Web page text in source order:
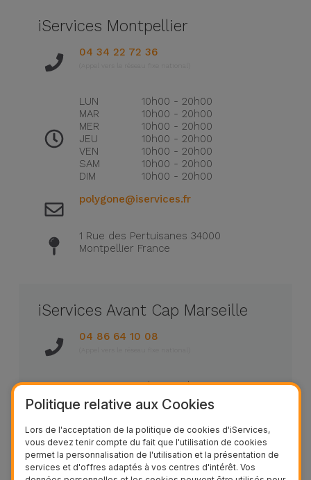
Dyson
Connectées
Chaînes
Téléphone
Gadgets
Hygiène
Portefeuilles,
Accessoires
Auto et
Vélo
iServices Montpellier
04 34 22 72 36
(Appel vers le réseau fixe national)
LUN
10h00 - 20h00
MAR
10h00 - 20h00
MER
10h00 - 20h00
JEU
10h00 - 20h00
VEN
10h00 - 20h00
SAM
10h00 - 20h00
DIM
10h00 - 20h00
polygone@iservices.fr
1 Rue des Pertuisanes 34000
Montpellier France
iServices Avant Cap Marseille
04 86 64 10 08
LUN
9h30 - 19h30
MAR
9h30 - 19h30
MER
9h30 - 19h30
VEN
9h30 - 19h30
SAM
9h30 - 19h30
DIM
9h30 - 19h30
Politique relative aux Cookies
Lors de l'acceptation de la politique de cookies d'iServices,
vous devez tenir compte du fait que l'utilisation de cookies
permet la personnalisation de l'utilisation et la présentation de
services et d'offres adaptés à vos centres d'intérêt. Vos